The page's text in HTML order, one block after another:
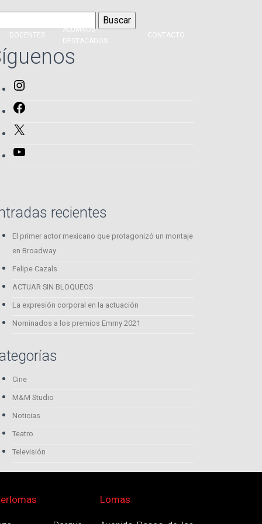
DOCENTES
ALUMNOS
DESTACADOS
CONTACTO
recientes
El primer actor mexicano que protagonizó un montaje
en Broadway
Felipe Cazals
ACTUAR SIN BLOQUEOS
La expresión corporal en la actuación
Nominados a los premios Emmy 2021
Cine
M&M Studio
Noticias
Teatro
Televisión
Lomas